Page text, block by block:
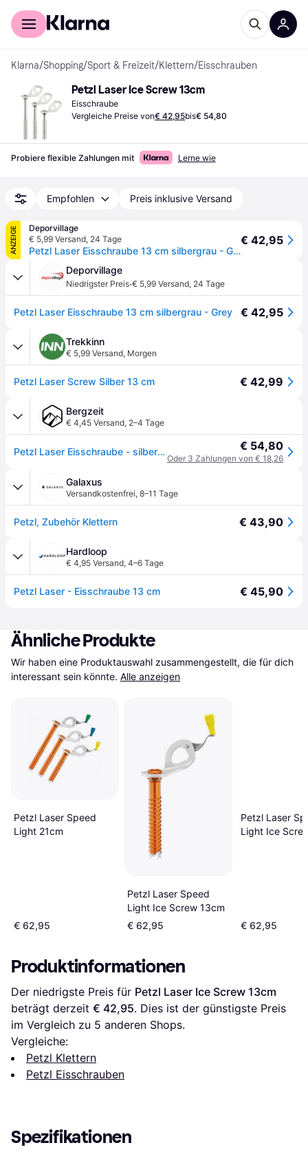
Für Shopper
Klarna/Shopping/Sport & Freizeit/Klettern/Eisschrauben
Petzl Laser Ice Screw 13cm
Eisschraube
Vergleiche Preise von€ 42,95bis€ 54,80
Probiere flexible Zahlungen mit Lerne wie
Empfohlen Preis inklusive Versand
ANZEIGE
Deporvillage
€ 5,99 Versand, 24 Tage
Petzl Laser Eisschraube 13 cm silbergrau - Grey
€ 42,95
Deporvillage
Niedrigster Preis·€ 5,99 Versand, 24 Tage
Petzl Laser Eisschraube 13 cm silbergrau - Grey € 42,95
Trekkinn
€ 5,99 Versand, Morgen
Petzl Laser Screw Silber 13 cm € 42,99
Bergzeit
€ 4,45 Versand, 2–4 Tage
Petzl Laser Eisschraube - silber - 13CM € 54,80
Oder 3 Zahlungen von € 18,26
Galaxus
Versandkostenfrei, 8–11 Tage
Petzl, Zubehör Klettern € 43,90
Hardloop
€ 4,95 Versand, 4–6 Tage
Petzl Laser - Eisschraube 13 cm € 45,90
Ähnliche Produkte
Wir haben eine Produktauswahl zusammengestellt, die für dich
interessant sein könnte. Alle anzeigen
Petzl Laser Speed
Light 21cm
€ 62,95
Petzl Laser Speed
Light Ice Screw 13cm
€ 62,95
Petzl Laser
Light Ice
€ 62,95
Produktinformationen
Der niedrigste Preis für Petzl Laser Ice Screw 13cm
beträgt derzeit € 42,95. Dies ist der günstigste Preis
im Vergleich zu 5 anderen Shops.
Vergleiche:
Petzl Klettern
Petzl Eisschrauben
Spezifikationen